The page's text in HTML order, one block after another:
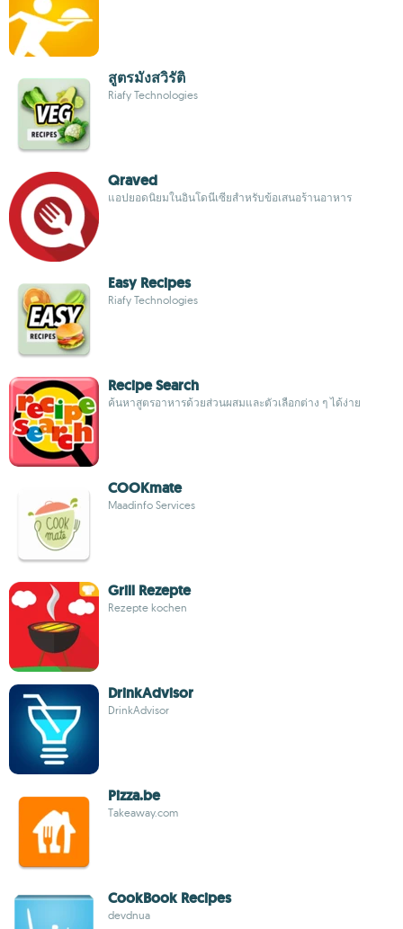
สูตรมังสวิรัติ
Riafy Technologies
Qraved
แอปยอดนิยมในอินโดนีเซียสำหรับข้อเสนอร้านอาหาร
Easy Recipes
Riafy Technologies
Recipe Search
ค้นหาสูตรอาหารด้วยส่วนผสมและตัวเลือกต่าง ๆ ได้ง่าย
COOKmate
Maadinfo Services
Grill Rezepte
Rezepte kochen
DrinkAdvisor
DrinkAdvisor
Pizza.be
Takeaway.com
CookBook Recipes
devdnua